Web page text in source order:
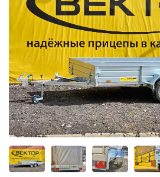
Меню
Главная
Для
Спец.